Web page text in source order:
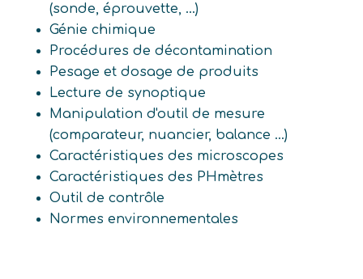
(sonde, éprouvette, ...)
Génie chimique
Procédures de décontamination
Pesage et dosage de produits
Lecture de synoptique
Manipulation d'outil de mesure
(comparateur, nuancier, balance ...)
Caractéristiques des microscopes
Caractéristiques des PHmètres
Outil de contrôle
Normes environnementales